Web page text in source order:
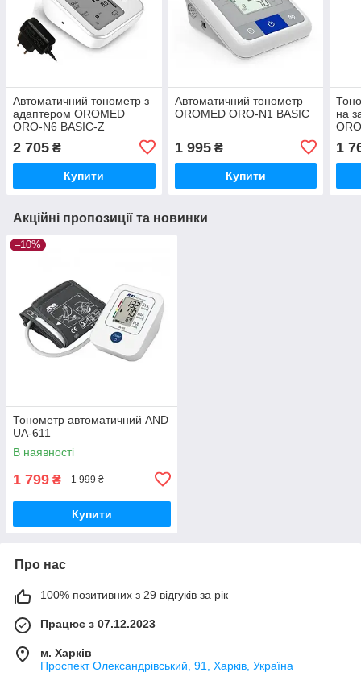
Автоматичний тонометр з
адаптером OROMED
ORO-N6 BASIC-Z
2 705 ₴
Купити
Автоматичний тонометр
OROMED ORO-N1 BASIC
1 995₴
Купити
на
1
Акційні пропозиції та новинки
–10%
Тонометр автоматичний AND
UA-611
В наявності
1 799 ₴ 1 999 ₴
Купити
Про нас
100% позитивних з 29 відгуків за рік
Працює з 07.12.2023
м. Харків
Проспект Олександрівський, 91, Харків, Україна